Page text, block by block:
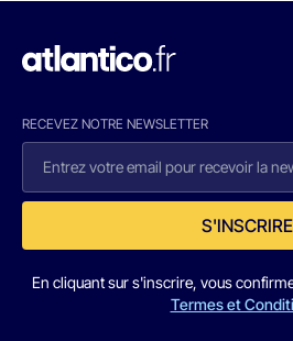
RECEVEZ NOTRE NEWSLETTER
S'INSCRIRE
En cliquant sur s'inscrire, vous
Termes et